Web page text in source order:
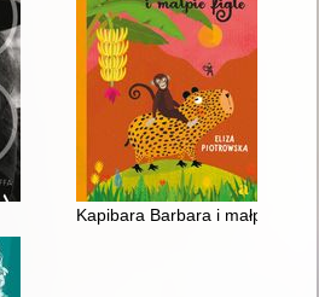
Kapibara Barbara i małpie figle